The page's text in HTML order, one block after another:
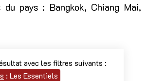
du pays : Bangkok, Chiang Mai,
avec les filtres suivants :
: Les Essentiels